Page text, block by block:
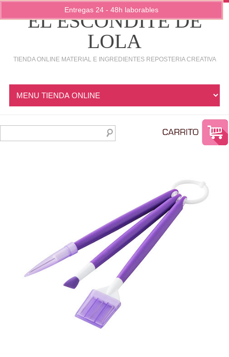
EL ESCONDITE DE
LOLA
TIENDA ONLINE MATERIAL E INGREDIENTES REPOSTERIA CREATIVA
Entregas 24 - 48h laborables